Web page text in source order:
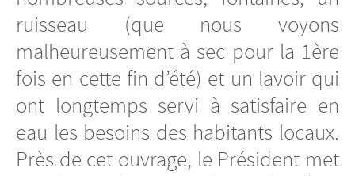
ruisseau (que nous voyons
malheureusement à sec pour la 1ère
fois en cette fin d’été) et un lavoir qui
ont longtemps servi à satisfaire en
eau les besoins des habitants locaux.
Près de cet ouvrage, le Président met